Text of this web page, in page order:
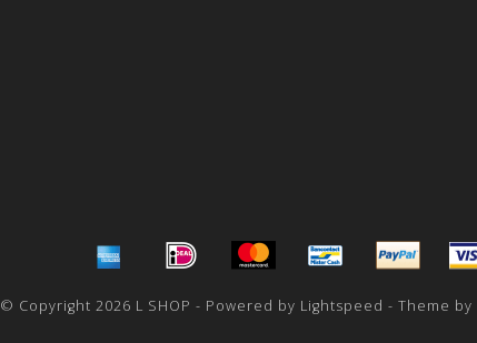
© Copyright 2026 L SHOP - Powered by Lightspeed - Theme by